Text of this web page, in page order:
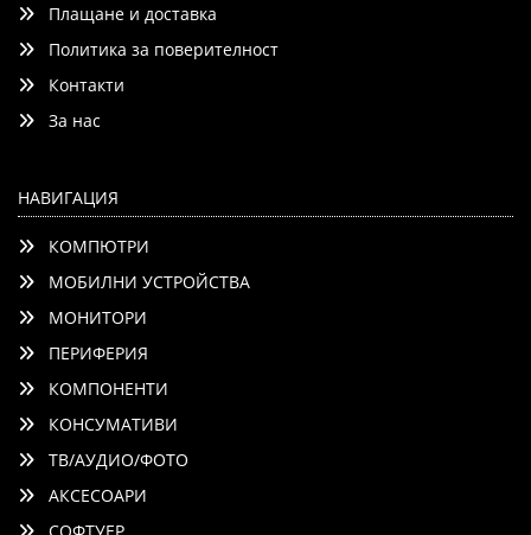
Плащане и доставка
Политика за поверителност
Контакти
За нас
НАВИГАЦИЯ
КОМПЮТРИ
МОБИЛНИ УСТРОЙСТВА
МОНИТОРИ
ПЕРИФЕРИЯ
КОМПОНЕНТИ
КОНСУМАТИВИ
ТВ/АУДИО/ФОТО
АКСЕСОАРИ